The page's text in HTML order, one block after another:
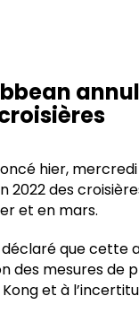
hier,
2022 des
et en mars.
que cette
des mesures de
et à